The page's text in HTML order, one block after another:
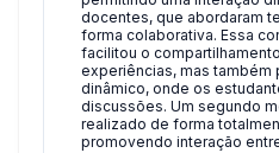
docentes, que abordaram
forma colaborativa. Essa
facilitou o
experiências, mas também
dinâmico, onde os
discussões. Um segundo
realizado de forma
promovendo interação